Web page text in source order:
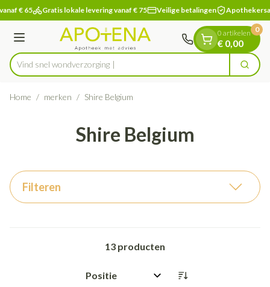
Ga naar de inhoud
1 van 1
€ 65 Gratis lokale levering vanaf € 75 Veilige betalingen
Menu
Product, merk, categorie...
Vind snel wo Zoek
0 artikelen
€ 0,00
0
Home / merken / Shire Belgium
Shire Belgium
Filteren
13 producten
Sorteer op: